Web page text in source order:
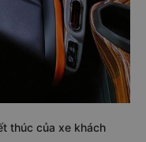
thúc của xe khách